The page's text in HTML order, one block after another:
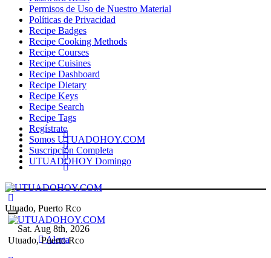
Permisos de Uso de Nuestro Material
Políticas de Privacidad
Recipe Badges
Recipe Cooking Methods
Recipe Courses
Recipe Cuisines
Recipe Dashboard
Recipe Dietary
Recipe Keys
Recipe Search
Recipe Tags
Regístrate
Somos UTUADOHOY.COM
Suscripción Completa
UTUADOHOY Domingo
Utuado, Puerto Rco
Sat. Aug 8th, 2026
Alerta
Utuado, Puerto Rco